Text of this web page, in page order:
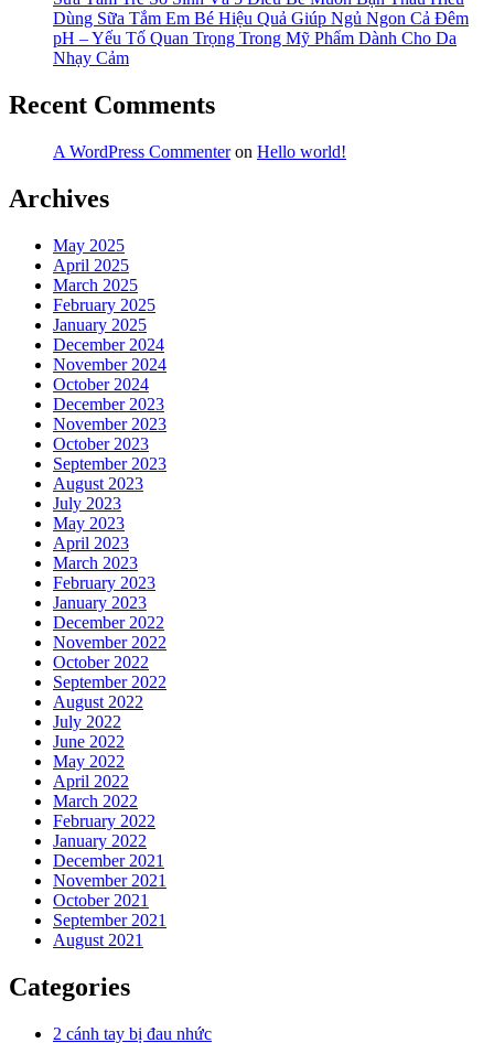
Dùng Sữa Tắm Em Bé Hiệu Quả Giúp Ngủ Ngon Cả Đêm
pH – Yếu Tố Quan Trọng Trong Mỹ Phẩm Dành Cho Da
Nhạy Cảm
Recent Comments
A WordPress Commenteron Hello world!
Archives
May 2025
April 2025
March 2025
February 2025
January 2025
December 2024
November 2024
October 2024
December 2023
November 2023
October 2023
September 2023
August 2023
July 2023
May 2023
April 2023
March 2023
February 2023
January 2023
December 2022
November 2022
October 2022
September 2022
August 2022
July 2022
June 2022
May 2022
April 2022
March 2022
February 2022
January 2022
December 2021
November 2021
October 2021
September 2021
August 2021
Categories
2 cánh tay bị đau nhức